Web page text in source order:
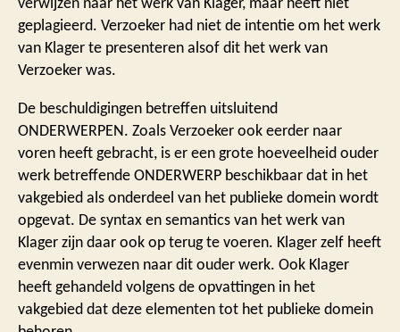
geplagieerd. Verzoeker had niet de intentie om het werk
van Klager te presenteren alsof dit het werk van
Verzoeker was.
De beschuldigingen betreffen uitsluitend
ONDERWERPEN. Zoals Verzoeker ook eerder naar
voren heeft gebracht, is er een grote hoeveelheid ouder
werk betreffende ONDERWERP beschikbaar dat in het
vakgebied als onderdeel van het publieke domein wordt
opgevat. De syntax en semantics van het werk van
Klager zijn daar ook op terug te voeren. Klager zelf heeft
evenmin verwezen naar dit ouder werk. Ook Klager
heeft gehandeld volgens de opvattingen in het
vakgebied dat deze elementen tot het publieke domein